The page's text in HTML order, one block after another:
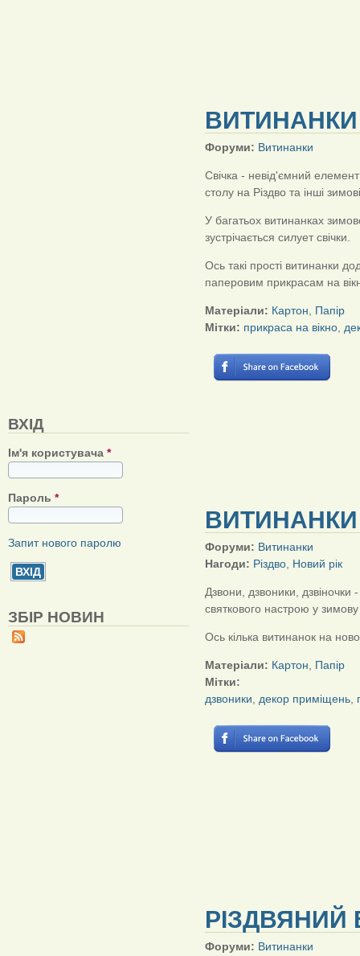
ВХІД
Ім'я користувача *
Пароль *
Запит нового паролю
ЗБІР НОВИН
ВИТИНАНКИ
Форуми: Витинанки
Свічка - невід'ємний
столу на Різдво та інші
У багатьох витинанках
зустрічається силует свічки.
Ось такі прості витинанки
паперовим прикрасам на
Матеріали: Картон
Папір
Мітки: прикраса на вікно
ВИТИНАНКИ
Форуми: Витинанки
Нагоди: Різдво Новий рік
Дзвони, дзвоники,
святкового настрою у
Ось кілька витинанок на
Матеріали: Картон
Папір
Мітки:
дзвоники
декор приміщень
РІЗДВЯНИЙ
Форуми: Витинанки